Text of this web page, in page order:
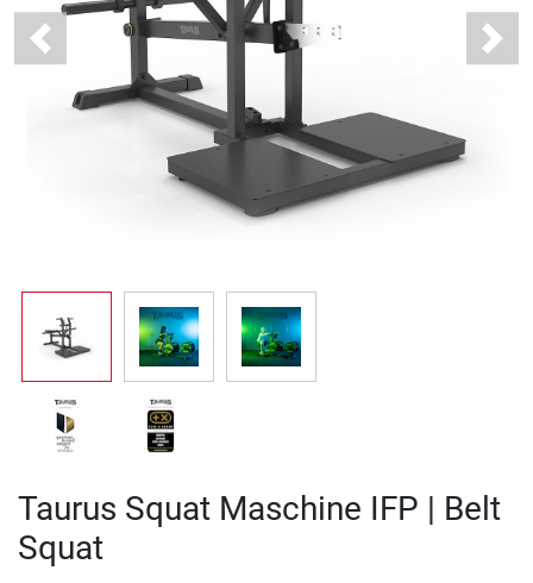
Previous Next
Taurus Squat Maschine IFP | Belt
Squat